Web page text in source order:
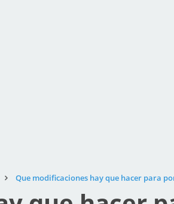
Que modificaciones hay que hacer para